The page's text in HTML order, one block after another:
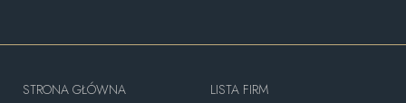
STRONA GŁÓWNA
LISTA FIRM